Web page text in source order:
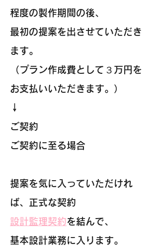
程度の製作期間の後、
最初の提案を出させていただき
ます。
（プラン作成費として３万円を
お支払いいただきます。）
↓
ご契約
ご契約に至る場合
提案を気に入っていただけれ
ば、正式な契約
設計監理契約を結んで、
基本設計業務に入ります。